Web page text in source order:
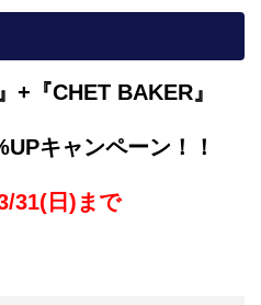
+『CHET BAKER』
キャンペーン！！
31(日)まで